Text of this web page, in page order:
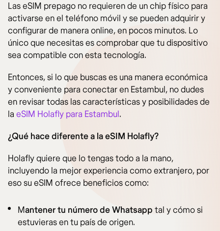
Las eSIM prepago no requieren de un chip físico para
activarse en el teléfono móvil y se pueden adquirir y
configurar de manera online, en pocos minutos. Lo
único que necesitas es comprobar que tu dispositivo
sea compatible con esta tecnología.
Entonces, si lo que buscas es una manera económica
y conveniente para conectar en Estambul, no dudes
en revisar todas las características y posibilidades de
la eSIM Holafly para Estambul.
¿Qué hace diferente a la eSIM Holafly?
Holafly quiere que lo tengas todo a la mano,
incluyendo la mejor experiencia como extranjero, por
eso su eSIM ofrece beneficios como:
Mantener tu número de Whatsapp tal y cómo si
estuvieras en tu país de origen.